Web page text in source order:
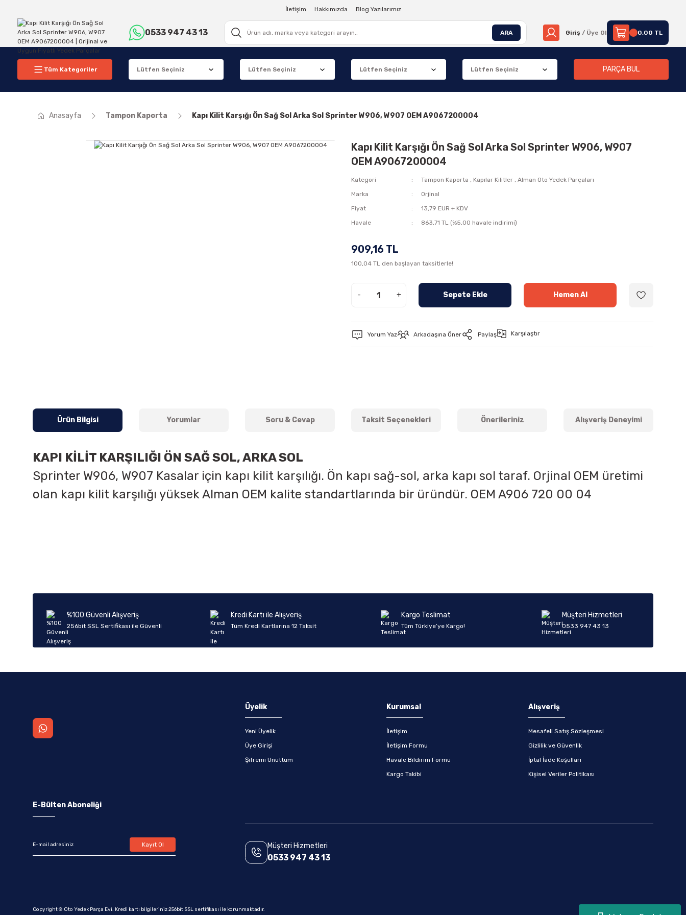
İletişim Hakkımızda Blog Yazılarımız
0533 947 43 13 ARA Giriş / Üye Ol 0,00 TL
Tüm Kategoriler PARÇA BUL
Anasayfa Tampon Kaporta Kapı Kilit Karşığı Ön Sağ Sol Arka Sol Sprinter W906, W907 OEM A9067200004
Kapı Kilit Karşığı Ön Sağ Sol Arka Sol Sprinter W906, W907
OEM A9067200004
Kategori Tampon Kaporta , Kapılar Kilitler ,Alman Oto Yedek Parçaları
Marka
Orjinal
Fiyat
13,79 EUR + KDV
Havale
863,71 TL (%5,00 havale indirimi)
909,16 TL
100,04 TL den başlayan taksitlerle!
- + Sepete Ekle Hemen Al
Yorum Yaz Arkadaşına Öner Paylaş Karşılaştır
Ürün Bilgisi Yorumlar Soru & Cevap Taksit Seçenekleri Önerileriniz Alışveriş Deneyimi
KAPI KİLİT KARŞILIĞI ÖN SAĞ SOL, ARKA SOL
Sprinter W906, W907 Kasalar için kapı kilit karşılığı. Ön kapı sağ-sol, arka kapı sol taraf. Orjinal OEM üretimi
olan kapı kilit karşılığı yüksek Alman OEM kalite standartlarında bir üründür. OEM A906 720 00 04
Ürün fiyatı diğer sitelerden daha pahalı.
Bu ürüne benzer farklı alternatifler olmalı.
%100 Güvenli Alışveriş
256bit SSL Sertifikası ile Güvenli
Kredi Kartı ile Alışveriş
Tüm Kredi Kartlarına 12 Taksit
Kargo Teslimat
Tüm Türkiye’ye Kargo!
Müşteri Hizmetleri
0533 947 43 13
Üyelik
Yeni Üyelik
Üye Girişi
Şifremi Unuttum
Kurumsal
İletişim
İletişim Formu
Havale Bildirim Formu
Kargo Takibi
Alışveriş
Mesafeli Satış Sözleşmesi
Gizlilik ve Güvenlik
İptal İade Koşullari
Kişisel Veriler Politikası
E-Bülten Aboneliği
Kayıt Ol Müşteri Hizmetleri
0533 947 43 13
Copyright © Oto Yedek Parça Evi. Kredi kartı bilgileriniz 256bit SSL sertifikası ile korunmaktadır.